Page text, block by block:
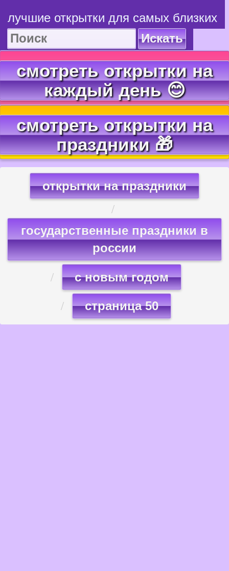
лучшие открытки для самых близких
Искать
смотреть открытки на
каждый день 😊
смотреть открытки на
праздники 🎁
открытки на праздники
государственные праздники в
россии
с новым годом
страница 50